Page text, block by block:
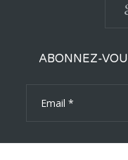
ABONNEZ-